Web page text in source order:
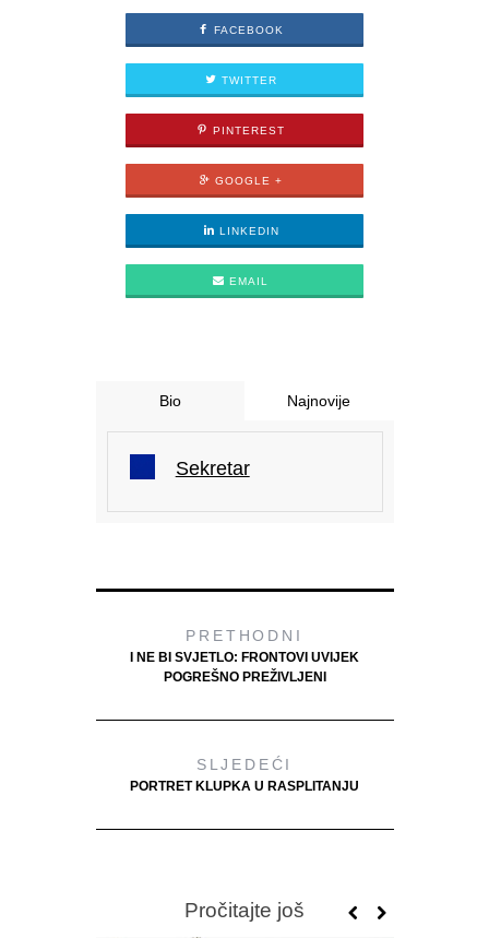
FACEBOOK
TWITTER
PINTEREST
GOOGLE +
LINKEDIN
EMAIL
Bio Najnovije
Sekretar
PRETHODNI
I NE BI SVJETLO: FRONTOVI UVIJEK
POGREŠNO PREŽIVLJENI
SLJEDEĆI
PORTRET KLUPKA U RASPLITANJU
Pročitajte još